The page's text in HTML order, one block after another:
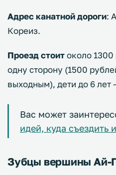
Адрес канатной дороги:
Кореиз.
Проезд стоитоколо 1300
одну сторону (1500
выходным), дети до 6 лет
Вас может
идей, куда съездить
Зубцы вершины Ай-